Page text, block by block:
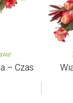
– Czas